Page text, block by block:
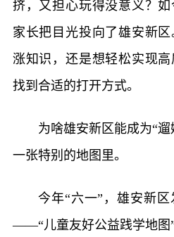
挤，又担心玩得没意义？
家长把目光投向了雄安新
涨知识，还是想轻松实现
找到合适的打开方式。
为啥雄安新区能成为“
一张特别的地图里。
今年“六一”，雄安新
——“儿童友好公益践学地图